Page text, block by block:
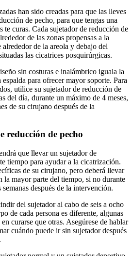
han sido creadas para que las lleves
de pecho, para que tengas una
te curas. Cada sujetador de reducción de
de las zonas propensas a la
de la areola y debajo del
las cicatrices posquirúrgicas.
sin costuras e inalámbrico iguala la
para ofrecer mayor soporte. Para
utilice su sujetador de reducción de
del día, durante un máximo de 4 meses,
de su cirujano después de la
reducción de pecho
que llevar un sujetador de
tiempo para ayudar a la cicatrización.
de su cirujano, pero deberá llevar
la mayor parte del tiempo, si no durante
después de la intervención.
del sujetador al cabo de seis a ocho
de cada persona es diferente, algunas
curarse que otras. Asegúrese de hablar
cuándo puede ir sin sujetador después